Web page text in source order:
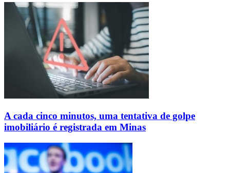
A cada cinco minutos, uma tentativa de golpe
imobiliário é registrada em Minas